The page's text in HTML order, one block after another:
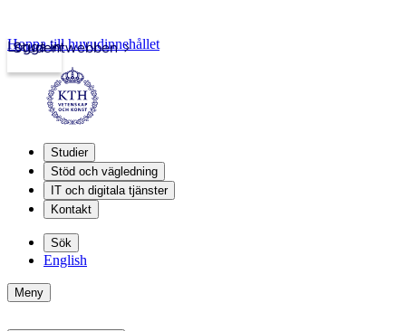
Studentwebben
Logga in
Hoppa till huvudinnehållet
Studier
Stöd och vägledning
IT och digitala tjänster
Kontakt
Sök
English
Meny